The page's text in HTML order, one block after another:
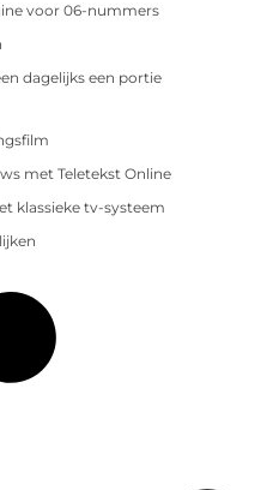
voor 06-nummers
dagelijks een portie
met Teletekst Online
klassieke tv-systeem